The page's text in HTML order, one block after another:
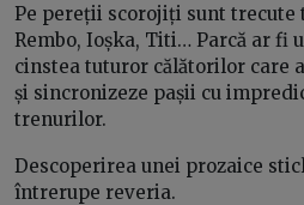
Pe pereții scorojiți sunt trecute
Rembo, Ioșka, Titi… Parcă ar fi
cinstea tuturor călătorilor care
și sincronizeze pașii cu
trenurilor.
Descoperirea unei prozaice
întrerupe reveria.